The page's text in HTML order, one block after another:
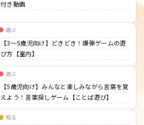
付き動画
遊ぶ
【3〜5歳児向け】どきどき！爆弾ゲームの遊
び方【室内】
遊ぶ
【5歳児向け】みんなと楽しみながら言葉を覚
えよう！言葉探しゲーム【ことば遊び】
知る